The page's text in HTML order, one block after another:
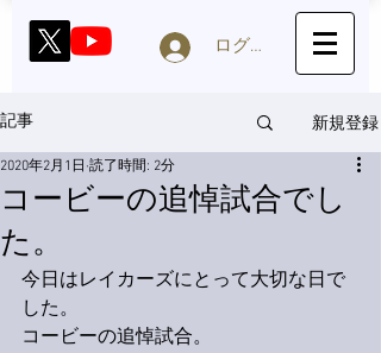
ログイン
記事 新規登録
コービーの追悼試合でし
た。
2020年2月1日 読了時間: 2分
今日はレイカーズにとって大切な日で
した。
コービーの追悼試合。